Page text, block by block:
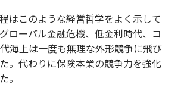
はこのような経営哲学をよく示して
ローバル金融危機、低金利時代、コ
海上は一度も無理な外形競争に飛び
。代わりに保険本業の競争力を強化
。